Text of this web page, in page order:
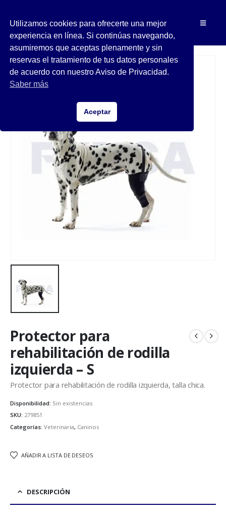
Protector para
rehabilitación de rodilla
izquierda – S
Protector para rehabilitación de rodilla izquierda, talla chica.
Disponibilidad: Sin existencias
SKU: 279851
Categorías: Veterinaria, Caninos
AÑADIR A LISTA DE DESEOS
DESCRIPCIÓN
Utilizamos cookies para ofrecerte una mejor
experiencia en línea. Si continúas navegando,
asumiremos que aceptas plenamente y sin
reservas el tratamiento de tus datos personales
de acuerdo con nuestro Aviso de Privacidad.
Saber más
Aceptar